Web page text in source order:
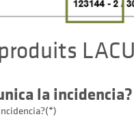
la incidencia?